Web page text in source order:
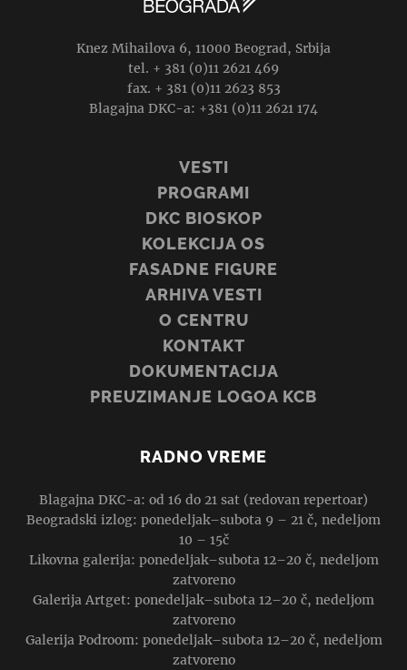
Knez Mihailova 6, 11000 Beograd, Srbija
tel. + 381 (0)11 2621 469
fax. + 381 (0)11 2623 853
Blagajna DKC-a: +381 (0)11 2621 174
VESTI
PROGRAMI
DKC BIOSKOP
KOLEKCIJA OS
FASADNE FIGURE
ARHIVA VESTI
O CENTRU
KONTAKT
DOKUMENTACIJA
PREUZIMANJE LOGOA KCB
RADNO VREME
Blagajna DKC-a: od 16 do 21 sat (redovan repertoar)
Beogradski izlog: ponedeljak–subota 9 – 21 č, nedeljom
10 – 15č
Likovna galerija: ponedeljak–subota 12–20 č, nedeljom
zatvoreno
Galerija Artget: ponedeljak–subota 12–20 č, nedeljom
zatvoreno
Galerija Podroom: ponedeljak–subota 12–20 č, nedeljom
zatvoreno